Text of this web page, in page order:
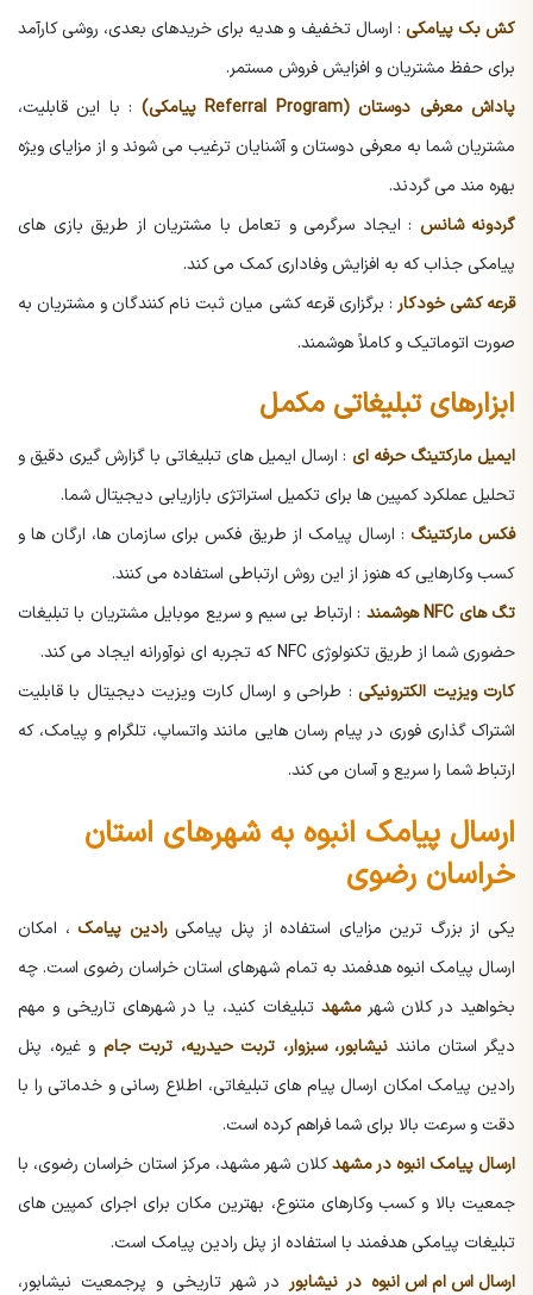
کش بک پیامکی : ارسال تخفیف و هدیه برای خریدهای بعدی، روشی کارآمد
برای حفظ مشتریان و افزایش فروش مستمر.
پاداش معرفی دوستان (Referral Program پیامکی)
: با این قابلیت،
مشتریان شما به معرفی دوستان و آشنایان ترغیب می شوند و از مزایای ویژه
بهره مند می گردند.
گردونه شانس : ایجاد سرگرمی و تعامل با مشتریان از طریق بازی های
پیامکی جذاب که به افزایش وفاداری کمک می کند.
قرعه کشی خودکار : برگزاری قرعه کشی میان ثبت نام کنندگان و مشتریان به
صورت اتوماتیک و کاملاً هوشمند.
ابزارهای تبلیغاتی مکمل
ایمیل مارکتینگ حرفه ای : ارسال ایمیل های تبلیغاتی با گزارش گیری دقیق و
تحلیل عملکرد کمپین ها برای تکمیل استراتژی بازاریابی دیجیتال شما.
فکس مارکتینگ : ارسال پیامک از طریق فکس برای سازمان ها، ارگان ها و
کسب وکارهایی که هنوز از این روش ارتباطی استفاده می کنند.
تگ های NFC هوشمند
: ارتباط بی سیم و سریع موبایل مشتریان با تبلیغات
حضوری شما از طریق تکنولوژی NFC که تجربه ای نوآورانه ایجاد می کند.
کارت ویزیت الکترونیکی: طراحی و ارسال کارت ویزیت دیجیتال با قابلیت
اشتراک گذاری فوری در پیام رسان هایی مانند واتساپ، تلگرام و پیامک، که
ارتباط شما را سریع و آسان می کند.
ارسال پیامک انبوه به شهرهای استان
خراسان رضوی
یکی از بزرگ ترین مزایای استفاده از پنل پیامکیرادین پیامک ، امکان
ارسال پیامک انبوه هدفمند به تمام شهرهای استان خراسان رضوی است. چه
بخواهید در کلان شهرمشهد تبلیغات کنید، یا در شهرهای تاریخی و مهم
دیگر استان مانند نیشابور، سبزوار، تربت حیدریه، تربت جام و غیره، پنل
رادین پیامک امکان ارسال پیام های تبلیغاتی، اطلاع رسانی و خدماتی را با
دقت و سرعت بالا برای شما فراهم کرده است.
ارسال پیامک انبوه در مشهدکلان شهر مشهد، مرکز استان خراسان رضوی، با
جمعیت بالا و کسب وکارهای متنوع، بهترین مکان برای اجرای کمپین های
تبلیغات پیامکی هدفمند با استفاده از پنل رادین پیامک است.
ارسال اس ام اس انبوه در نیشابور در شهر تاریخی و پرجمعیت نیشابور،